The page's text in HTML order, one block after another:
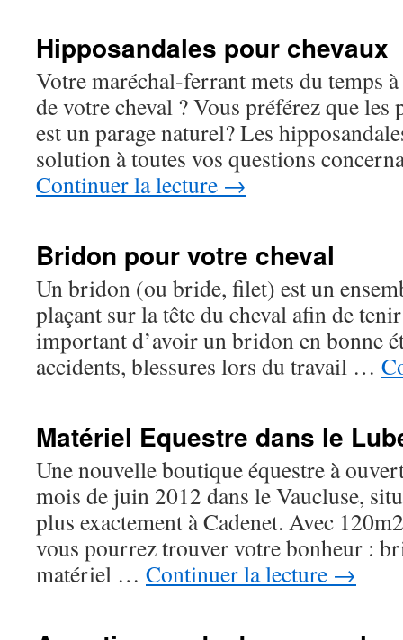
Hipposandales pour chevaux
Votre maréchal-ferrant mets du temps
de votre cheval ? Vous préférez que les
est un parage naturel? Les
solution à toutes vos questions
Continuer la lecture →
Bridon pour votre cheval
Un bridon (ou bride, filet) est un
plaçant sur la tête du cheval afin de
important d’avoir un bridon en bonne
accidents, blessures lors du travail …
Matériel Equestre dans le
Une nouvelle boutique équestre à
mois de juin 2012 dans le Vaucluse,
plus exactement à Cadenet. Avec
vous pourrez trouver votre bonheur :
matériel … Continuer la lecture →